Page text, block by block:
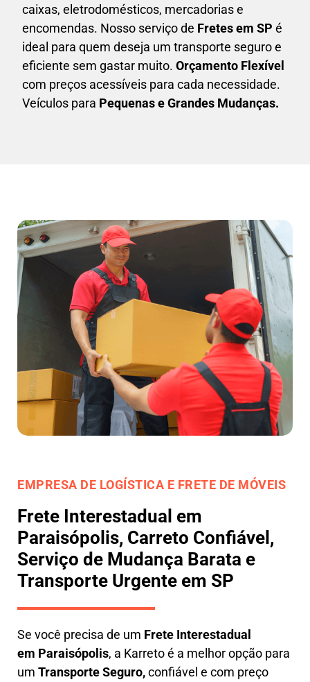
caixas, eletrodomésticos, mercadorias e
encomendas. Nosso serviço de Fretes em SP é
ideal para quem deseja um transporte seguro e
eficiente sem gastar muito. Orçamento Flexível
com preços acessíveis para cada necessidade.
Veículos para Pequenas e Grandes Mudanças.
EMPRESA DE LOGÍSTICA E FRETE DE MÓVEIS
Frete Interestadual em
Paraisópolis, Carreto Confiável,
Serviço de Mudança Barata e
Transporte Urgente em SP
Se você precisa de um Frete Interestadual
em Paraisópolis, a Karreto é a melhor opção para
um Transporte Seguro,confiável e com preço